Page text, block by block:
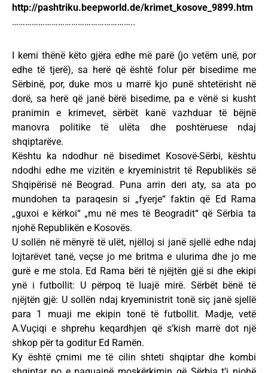
http://pashtriku.beepworld.de/krimet_kosove_9899.htm
………………………………………………..
I kemi thënë këto gjëra edhe më parë (jo vetëm unë, por
edhe të tjerë), sa herë që është folur për bisedime me
Sërbinë, por, duke mos u marrë kjo punë shtetërisht në
dorë, sa herë që janë bërë bisedime, pa e vënë si kusht
pranimin e krimevet, sërbët kanë vazhduar të bëjnë
manovra politike të ulëta dhe poshtëruese ndaj
shqiptarëve.
Kështu ka ndodhur në bisedimet Kosovë-Sërbi, kështu
ndodhi edhe me vizitën e kryeministrit të Republikës së
Shqipërisë në Beograd. Puna arrin deri aty, sa ata po
mundohen ta paraqesin si „fyerje“ faktin që Ed Rama
„guxoi e kërkoi“ „mu në mes të Beogradit“ që Sërbia ta
njohë Republikën e Kosovës.
U sollën në mënyrë të ulët, njëlloj si janë sjellë edhe ndaj
lojtarëvet tanë, veçse jo me britma e ulurima dhe jo me
gurë e me stola. Ed Rama bëri të njëjtën gjë si dhe ekipi
ynë i futbollit: U përpoq të luajë mirë. Sërbët bënë të
njëjtën gjë: U sollën ndaj kryeministrit tonë siç janë sjellë
para 1 muaji me ekipin tonë të futbollit. Madje, vetë
A.Vuçiqi e shprehu keqardhjen që s’kish marrë dot një
shkop për ta goditur Ed Ramën.
Ky është çmimi me të cilin shteti shqiptar dhe kombi